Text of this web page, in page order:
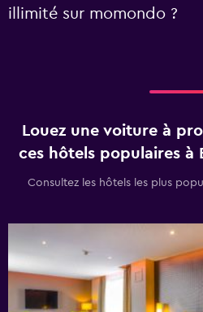
illimité sur momondo ?
Louez une voiture à
ces hôtels populaires à
Consultez les hôtels les plus